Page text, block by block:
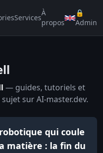
Services
À
propos
🔒
Admin
— guides, tutoriels et
sur AI-master.dev.
qui coule
matière : la fin du